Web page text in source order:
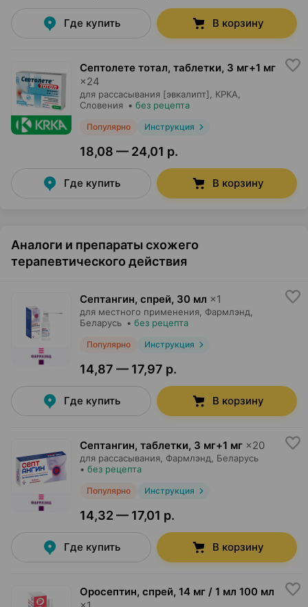
Где купить В корзину
Септолете тотал, таблетки, 3 мг+1 мг
×24
для рассасывания [эвкалипт], КРКА
Словения • без рецепта
Популярно Инструкция
18,08 — 24,01 р.
Где купить В корзину
Аналоги и препараты схожего
терапевтического действия
Септангин, спрей, 30 мл ×1
для местного применения, Фармлэнд
Беларусь • без рецепта
Популярно Инструкция
14,87 — 17,97 р.
Где купить В корзину
Септангин, таблетки, 3 мг+1 мг ×20
для рассасывания, Фармлэнд , Беларусь
• без рецепта
Популярно Инструкция
14,32 — 17,01 р.
Где купить В корзину
Оросептин, спрей, 14 мг / 1 мл 100 мл